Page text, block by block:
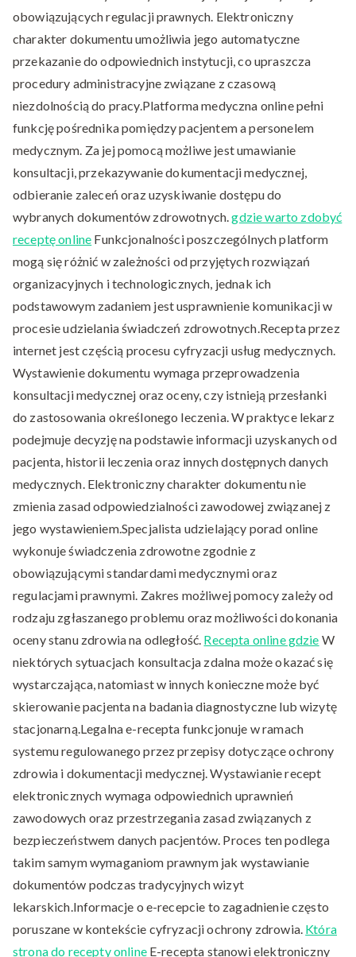
obowiązujących regulacji prawnych. Elektroniczny
charakter dokumentu umożliwia jego automatyczne
przekazanie do odpowiednich instytucji, co upraszcza
procedury administracyjne związane z czasową
niezdolnością do pracy.Platforma medyczna online pełni
funkcję pośrednika pomiędzy pacjentem a personelem
medycznym. Za jej pomocą możliwe jest umawianie
konsultacji, przekazywanie dokumentacji medycznej,
odbieranie zaleceń oraz uzyskiwanie dostępu do
wybranych dokumentów zdrowotnych.gdzie warto zdobyć
receptę online Funkcjonalności poszczególnych platform
mogą się różnić w zależności od przyjętych rozwiązań
organizacyjnych i technologicznych, jednak ich
podstawowym zadaniem jest usprawnienie komunikacji w
procesie udzielania świadczeń zdrowotnych.Recepta przez
internet jest częścią procesu cyfryzacji usług medycznych.
Wystawienie dokumentu wymaga przeprowadzenia
konsultacji medycznej oraz oceny, czy istnieją przesłanki
do zastosowania określonego leczenia. W praktyce lekarz
podejmuje decyzję na podstawie informacji uzyskanych od
pacjenta, historii leczenia oraz innych dostępnych danych
medycznych. Elektroniczny charakter dokumentu nie
zmienia zasad odpowiedzialności zawodowej związanej z
jego wystawieniem.Specjalista udzielający porad online
wykonuje świadczenia zdrowotne zgodnie z
obowiązującymi standardami medycznymi oraz
regulacjami prawnymi. Zakres możliwej pomocy zależy od
rodzaju zgłaszanego problemu oraz możliwości dokonania
oceny stanu zdrowia na odległość. Recepta online gdzie W
niektórych sytuacjach konsultacja zdalna może okazać się
wystarczająca, natomiast w innych konieczne może być
skierowanie pacjenta na badania diagnostyczne lub wizytę
stacjonarną.Legalna e-recepta funkcjonuje w ramach
systemu regulowanego przez przepisy dotyczące ochrony
zdrowia i dokumentacji medycznej. Wystawianie recept
elektronicznych wymaga odpowiednich uprawnień
zawodowych oraz przestrzegania zasad związanych z
bezpieczeństwem danych pacjentów. Proces ten podlega
takim samym wymaganiom prawnym jak wystawianie
dokumentów podczas tradycyjnych wizyt
lekarskich.Informacje o e-recepcie to zagadnienie często
poruszane w kontekście cyfryzacji ochrony zdrowia. Która
strona do recepty onlineE-recepta stanowi elektroniczny